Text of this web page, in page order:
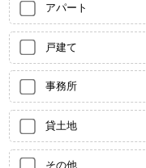
アパート
戸建て
事務所
貸土地
その他